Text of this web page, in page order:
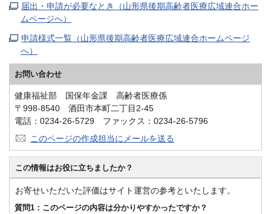
届出・申請が必要なとき（山形県後期高齢者医療広域連合ホー
ムページへ）
申請様式一覧（山形県後期高齢者医療広域連合ホームページ
へ）
お問い合わせ
健康福祉部 国保年金課 高齢者医療係
〒998-8540 酒田市本町二丁目2-45
電話：0234-26-5729 ファックス：0234-26-5796
このページの作成担当にメールを送る
この情報はお役に立ちましたか？
お寄せいただいた評価はサイト運営の参考といたします。
質問1：このページの内容は分かりやすかったですか？